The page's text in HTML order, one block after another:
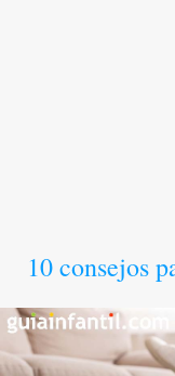
10 consejos